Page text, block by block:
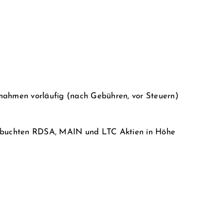
vorläufig (nach Gebühren, vor Steuern)
RDSA, MAIN und LTC Aktien in Höhe